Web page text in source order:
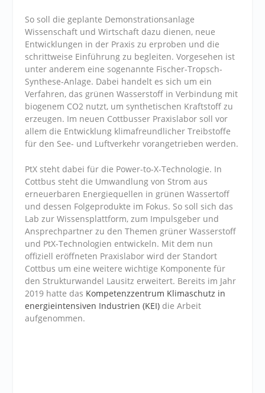
So soll die geplante Demonstrationsanlage
Wissenschaft und Wirtschaft dazu dienen, neue
Entwicklungen in der Praxis zu erproben und die
schrittweise Einführung zu begleiten. Vorgesehen ist
unter anderem eine sogenannte Fischer-Tropsch-
Synthese-Anlage. Dabei handelt es sich um ein
Verfahren, das grünen Wasserstoff in Verbindung mit
biogenem CO2 nutzt, um synthetischen Kraftstoff zu
erzeugen. Im neuen Cottbusser Praxislabor soll vor
allem die Entwicklung klimafreundlicher Treibstoffe
für den See- und Luftverkehr vorangetrieben werden.
PtX steht dabei für die Power-to-X-Technologie. In
Cottbus steht die Umwandlung von Strom aus
erneuerbaren Energiequellen in grünen Wassertoff
und dessen Folgeprodukte im Fokus. So soll sich das
Lab zur Wissensplattform, zum Impulsgeber und
Ansprechpartner zu den Themen grüner Wasserstoff
und PtX-Technologien entwickeln. Mit dem nun
offiziell eröffneten Praxislabor wird der Standort
Cottbus um eine weitere wichtige Komponente für
den Strukturwandel Lausitz erweitert. Bereits im Jahr
2019 hatte das Kompetenzzentrum Klimaschutz in
energieintensiven Industrien (KEI) die Arbeit
aufgenommen.